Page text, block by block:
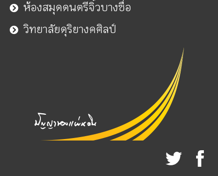
ห้องสมุดดนตรีจิ๋วบางซื่อ
วิทยาลัยดุริยางคศิลป์